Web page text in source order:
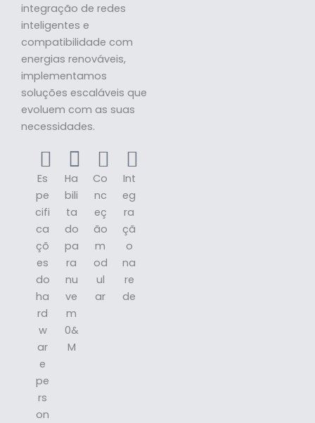
integração de redes
inteligentes e
compatibilidade com
energias renováveis,
implementamos
soluções escaláveis que
evoluem com as suas
necessidades.
Es
pe
cifi
ca
çõ
es
do
ha
rd
w
ar
e
pe
rs
on
Ha
bili
ta
do
pa
ra
nu
ve
m
0&
M
Co
nc
eç
ão
m
od
ul
ar
Int
eg
ra
çã
o
na
re
de